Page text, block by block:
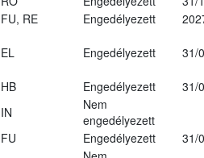
FU, RE Engedélyezett
EL Engedélyezett 31/
HB Engedélyezett
31/
IN
Nem
engedélyezett
FU Engedélyezett
31/